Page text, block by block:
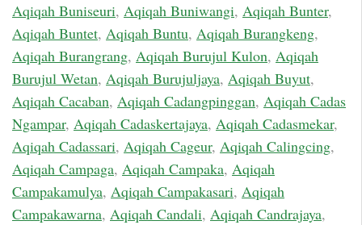
Aqiqah Buniseuri, Aqiqah Buniwangi, Aqiqah Bunter,
Aqiqah Buntet, Aqiqah Buntu, Aqiqah Burangkeng,
Aqiqah Burangrang, Aqiqah Burujul Kulon, Aqiqah
Burujul Wetan, Aqiqah Burujuljaya, Aqiqah Buyut,
Aqiqah Cacaban, Aqiqah Cadangpinggan, Aqiqah Cadas
Ngampar, Aqiqah Cadaskertajaya, Aqiqah Cadasmekar,
Aqiqah Cadassari, Aqiqah Cageur, Aqiqah Calingcing,
Aqiqah Campaga, Aqiqah Campaka, Aqiqah
Campakamulya, Aqiqah Campakasari, Aqiqah
Campakawarna, Aqiqah Candali, Aqiqah Candrajaya,